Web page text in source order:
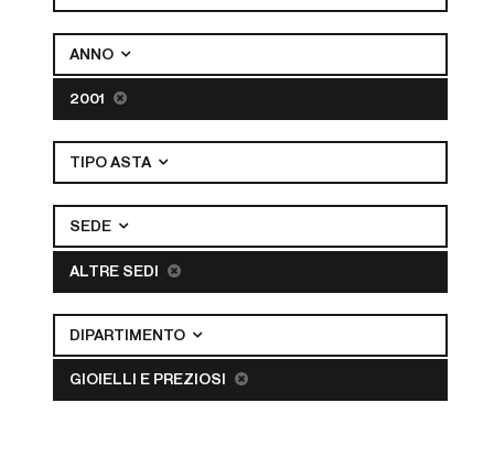
ANNO
2001
TIPO ASTA
SEDE
ALTRE SEDI
DIPARTIMENTO
GIOIELLI E PREZIOSI